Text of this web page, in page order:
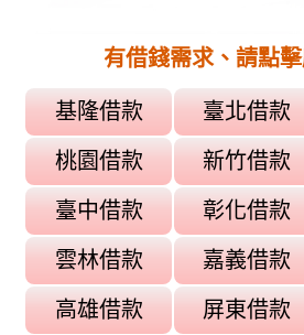
有借錢需求、請點
基隆借款 臺北借款
桃園借款 新竹借款
臺中借款 彰化借款
雲林借款 嘉義借款
高雄借款 屏東借款
2025-09-12
在台北，高生活成本與多樣化需求使得小額借
期資金不足的重要工具。無論是應付日常開銷
支出，還是短期創業或投資，小額借款都能提
本文將介紹台北小額借款的用途、管道、申請
幫助居民合理運用資金。